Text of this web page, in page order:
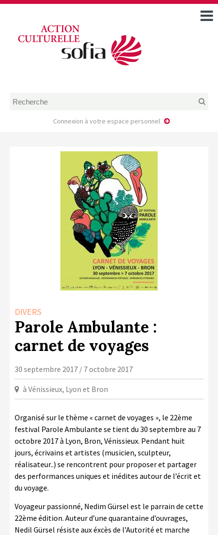
DOSSIERS DE DEMANDE
PRESTATION
AUTEUR/PORTEUR DE
PROJET
LA COPIE PRIVÉE
NUMÉRIQUE
LA CULTURE AVEC LA COPIE
PRIVÉE
RAPPORT 2019 DE L’ACTION
Connexion à votre espace personnel
DIVERS
Parole Ambulante :
carnet de voyages
30 septembre 2017 / 7 octobre 2017
à Vénissieux, Lyon et Bron
Organisé sur le thème « carnet de voyages », le 22ème
festival Parole Ambulante se tient du 30 septembre au 7
octobre 2017 à Lyon, Bron, Vénissieux. Pendant huit
jours, écrivains et artistes (musicien, sculpteur,
réalisateur..) se rencontrent pour proposer et partager
des performances uniques et inédites autour de l’écrit et
du voyage.
Voyageur passionné, Nedim Gürsel est le parrain de cette
22ème édition. Auteur d’une quarantaine d’ouvrages,
Nedil Gürsel résiste aux éxcès de l’Autorité et marche